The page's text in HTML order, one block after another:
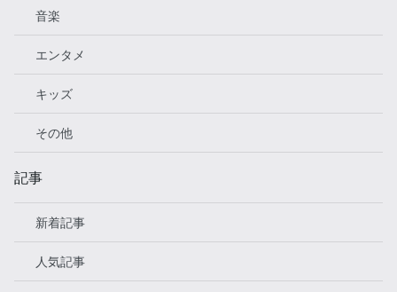
音楽
エンタメ
キッズ
その他
記事
新着記事
人気記事